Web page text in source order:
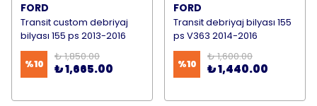
FORD
Transit custom debriyaj
bilyası 155 ps 2013-2016
%10
₺ 1,850.00
₺ 1,665.00
FORD
Transit debriyaj bilyası 155
ps V363 2014-2016
%10
₺ 1,600.00
₺ 1,440.00